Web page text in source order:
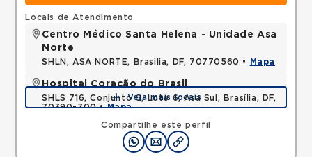
Compartilhe este perfil
Locais de Atendimento
Centro Médico Santa Helena - Unidade Asa
Norte
SHLN, ASA NORTE, Brasilia, DF, 70770560 • Mapa
Hospital Coração do Brasil
SHLS 716, Conjunto G, Lote 6, Asa Sul, Brasília, DF,
70390-700 •Mapa
Veja mais locais